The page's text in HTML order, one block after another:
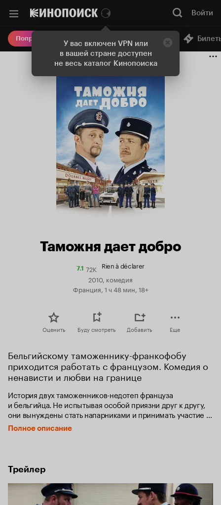
У вас включен VPN или
в вашей стране доступен
не весь каталог Кинопоиска
Войти
Попробовать Плюс Онлайн-кинотеатр
Таможня дает добро
7.1Рейтинг
Кинопоиска
72K Rien à déclarer
2010, комедия
Франция, 1 ч 48 мин, 18+
Оценить Буду смотреть Добавить Еще
Бельгийскому таможеннику-франкофобу
приходится работать с французом. Комедия о
ненависти и любви на границе
История двух таможенников-недотеп француза
и бельгийца. Не испытывая особой приязни друг к другу,
они вынуждены стать напарниками и принимать участие
в рискованной операции.
Полное описание
Трейлер